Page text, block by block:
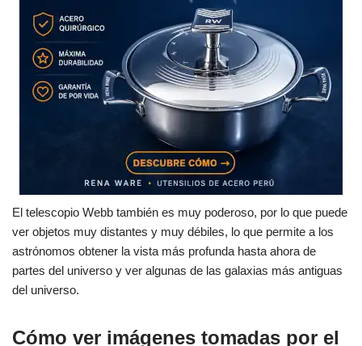
El telescopio Webb también es muy poderoso, por lo que puede
ver objetos muy distantes y muy débiles, lo que permite a los
astrónomos obtener la vista más profunda hasta ahora de
partes del universo y ver algunas de las galaxias más antiguas
del universo.
Cómo ver imágenes tomadas por el